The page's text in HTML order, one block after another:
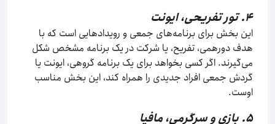
۴. تور تفریحی، ایونت
این بخش برای برنامه‌های جمعی و رویدادهایی است که با
هدف دورهمی، تفریح، یا شرکت در یک برنامه مشخص شکل
می‌گیرند. اگر کسی بخواهد برای یک برنامه گروهی، ایونت یا
گردش جمعی افراد جدیدی را همراه کند، این بخش مناسب
اوست.
۵. بازی و سرگرمی، مافیا